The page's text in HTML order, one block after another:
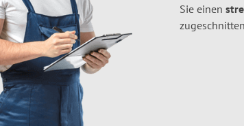
Sie einen